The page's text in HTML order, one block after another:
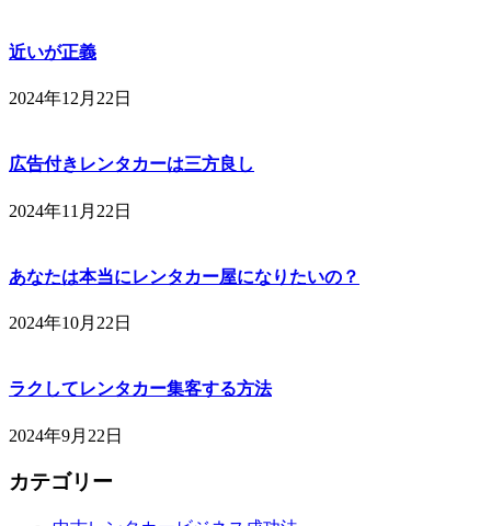
近いが正義
2024年12月22日
広告付きレンタカーは三方良し
2024年11月22日
あなたは本当にレンタカー屋になりたいの？
2024年10月22日
ラクしてレンタカー集客する方法
2024年9月22日
カテゴリー